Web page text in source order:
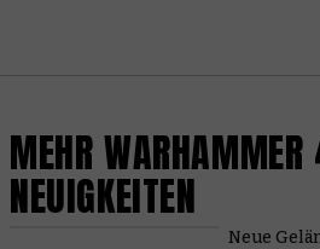
MEHR
NEUIGKEITEN
Neue